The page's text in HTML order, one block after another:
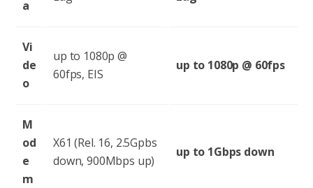
a
Vi
de
o
up to 1080p @
60fps, EIS
up to 1080p @ 60fps
M
od
e
m
X61 (Rel. 16, 2.5Gpbs
down, 900Mbps up)
up to 1Gbps down